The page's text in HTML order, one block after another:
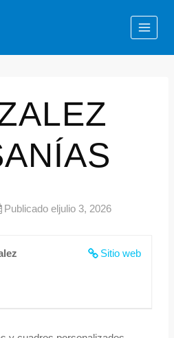
Publicado eljulio 3, 2026
Sitio web